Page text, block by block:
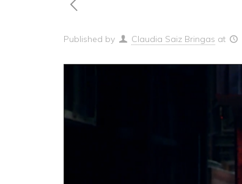
Published by Claudia Saiz Bringas at